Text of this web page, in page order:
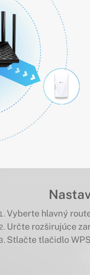
Vyberte hlavný
Určte rozširujúce
Stlačte tlačidlo